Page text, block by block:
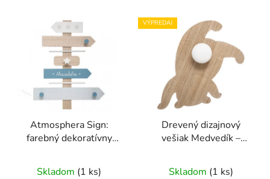
Atmosphera Sign:
farebný dekoratívny
pre deti (4 háčiky)
Skladom (1 ks)
VÝPREDAJ
Drevený dizajnový
vešiak Medvedík –
chlapcov a dievčatá
Skladom (1 ks)